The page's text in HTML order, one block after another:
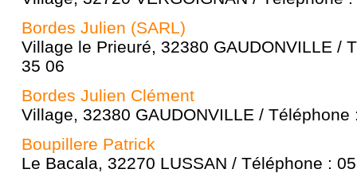
Bordes Julien (SARL)
Village le Prieuré, 32380 GAUDONVILLE /
35 06
Bordes Julien Clément
Village, 32380 GAUDONVILLE / Téléphone
Boupillere Patrick
Le Bacala, 32270 LUSSAN / Téléphone :